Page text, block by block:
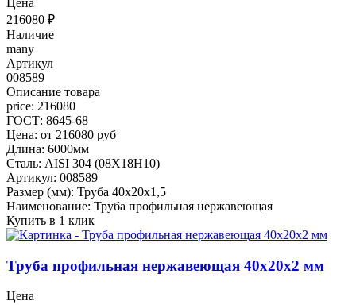
Цена
216080 ₽
Наличие
many
Артикул
008589
Описание товара
price: 216080
ГОСТ: 8645-68
Цена: от 216080 руб
Длина: 6000мм
Сталь: AISI 304 (08Х18Н10)
Артикул: 008589
Размер (мм): Труба 40х20х1,5
Наименование: Труба профильная нержавеющая
Купить в 1 клик
Труба профильная нержавеющая 40х20х2 мм
Цена